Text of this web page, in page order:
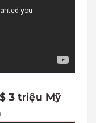
3 triệu Mỹ